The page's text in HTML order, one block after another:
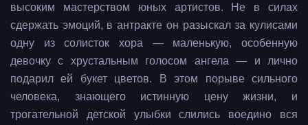
высоким мастерством юных артистов. Не в силах
сдержать эмоций, в антракте он разыскал за кулисами
одну из солисток хора — маленькую, особенную
девочку с хрустальным голосом ангела — и лично
подарил ей букет цветов. В этом порыве сильного
человека, знающего истинную цену жизни, и
трогательной детской улыбки слились воедино вся